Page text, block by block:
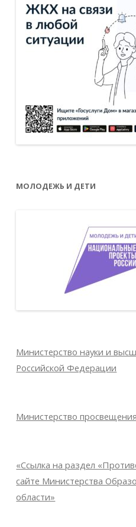
МОЛОДЕЖЬ И ДЕТИ
Министерство науки и
Российской Федерации
Министерство
«Ссылка на раздел
сайте Министерства
области»